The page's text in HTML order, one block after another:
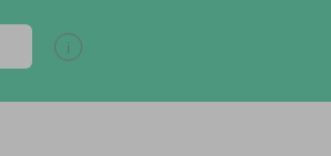
Show search help information